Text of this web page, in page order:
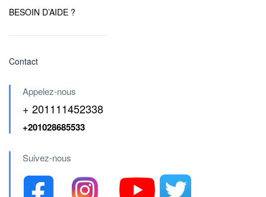
BESOIN D’AIDE ?
Contact
Appelez-nous
+ 201111452338
+201028685533
Suivez-nous